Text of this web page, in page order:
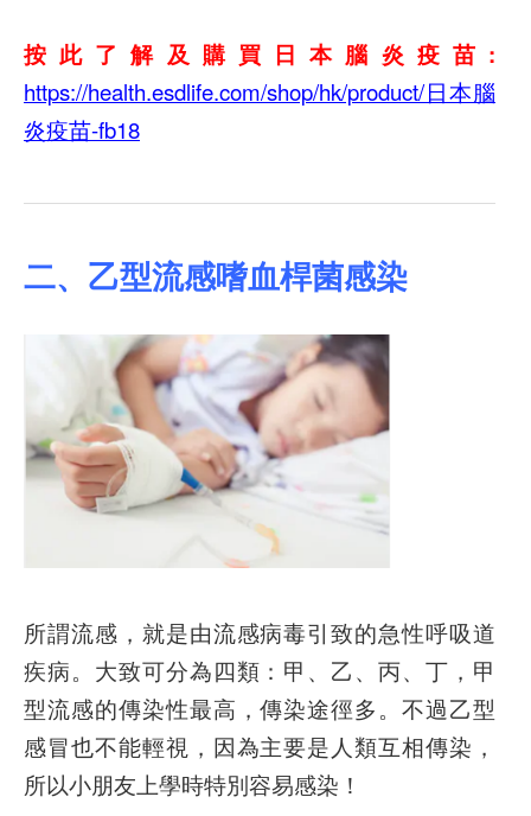
按此了解及購買日本腦炎疫苗:
https://health.esdlife.com/shop/hk/product/日本腦
炎疫苗-fb18
二、乙型流感嗜血桿菌感染
所謂流感，就是由流感病毒引致的急性呼吸道
疾病。大致可分為四類：甲、乙、丙、丁，甲
型流感的傳染性最高，傳染途徑多。不過乙型
感冒也不能輕視，因為主要是人類互相傳染，
所以小朋友上學時特別容易感染！